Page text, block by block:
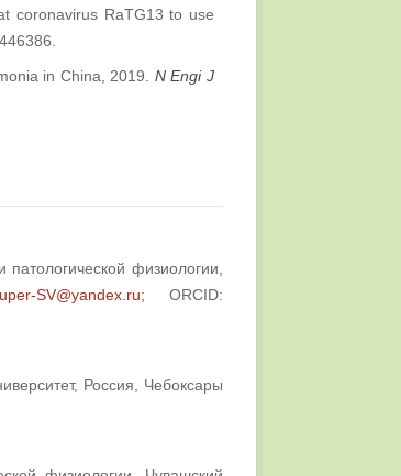
coronavirus RaTG13 to use
in China, 2019. N Engi J
физиологии,
SV@yandex.ru; ORCID:
Россия, Чебоксары